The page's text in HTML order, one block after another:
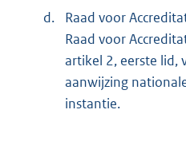
d.
Raad voor
Raad voor
artikel 2, eerste lid,
aanwijzing
instantie.